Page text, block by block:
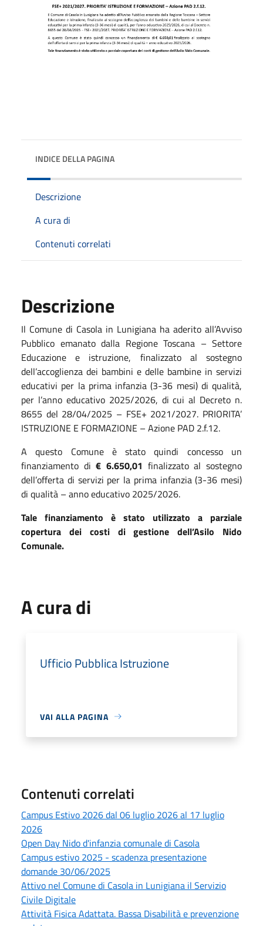
INDICE DELLA PAGINA
Descrizione
A cura di
Contenuti correlati
Descrizione
Il Comune di Casola in Lunigiana ha aderito all’Avviso
Pubblico emanato dalla Regione Toscana – Settore
Educazione e istruzione, finalizzato al sostegno
dell’accoglienza dei bambini e delle bambine in servizi
educativi per la prima infanzia (3-36 mesi) di qualità,
per l’anno educativo 2025/2026, di cui al Decreto n.
8655 del 28/04/2025 – FSE+ 2021/2027. PRIORITA’
ISTRUZIONE E FORMAZIONE – Azione PAD 2.f.12.
A questo Comune è stato quindi concesso un
finanziamento di€ 6.650,01 finalizzato al sostegno
dell’offerta di servizi per la prima infanzia (3-36 mesi)
di qualità – anno educativo 2025/2026.
Tale finanziamento è stato utilizzato a parziale
copertura dei costi di gestione dell’Asilo Nido
Comunale.
A cura di
Ufficio Pubblica Istruzione
VAI ALLA PAGINA
Contenuti correlati
Campus Estivo 2026 dal 06 luglio 2026 al 17 luglio
2026
Open Day Nido d'infanzia comunale di Casola
Campus estivo 2025 - scadenza presentazione
domande 30/06/2025
Attivo nel Comune di Casola in Lunigiana il Servizio
Civile Digitale
Attività Fisica Adattata. Bassa Disabilità e prevenzione